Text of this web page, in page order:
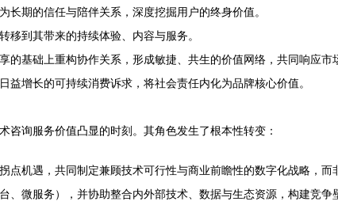
长期的信任与陪伴关系，深度挖掘用户的终身价值。
移到其带来的持续体验、内容与服务。
的基础上重构协作关系，形成敏捷、共生的价值网络，共同响应市
益增长的可持续消费诉求，将社会责任内化为品牌核心价值。
询服务价值凸显的时刻。其角色发生了根本性转变：
点机遇，共同制定兼顾技术可行性与商业前瞻性的数字化战略，而
、微服务），并协助整合内外部技术、数据与生态资源，构建竞争